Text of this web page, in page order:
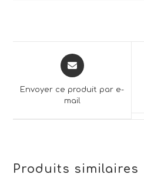
Opens
in
new
Envoyer ce produit par e-
mail
Produits similaires